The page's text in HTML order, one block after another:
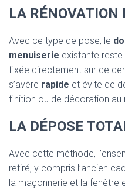
LA RÉNOVATION
Avec ce type de pose, le
menuiserie existante
fixée directement sur ce
s’avère rapide et évite de
finition ou de décoration au
LA DÉPOSE
Avec cette méthode,
retiré, y compris l’ancien
la maçonnerie et la fenêtre